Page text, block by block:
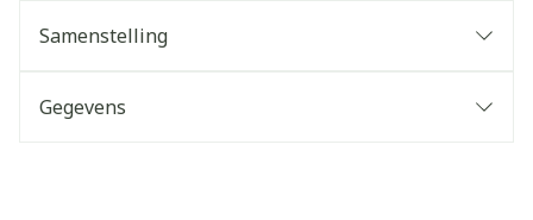
Samenstelling
Gegevens